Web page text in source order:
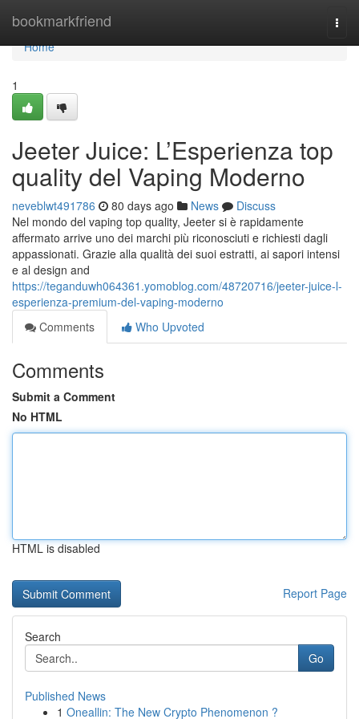
bookmarkfriend
Home
Home
1
Jeeter Juice: L’Esperienza top
quality del Vaping Moderno
neveblwt491786 80 days ago News
Discuss
Nel mondo del vaping top quality, Jeeter si è rapidamente
affermato arrive uno dei marchi più riconosciuti e richiesti dagli
appassionati. Grazie alla qualità dei suoi estratti, ai sapori intensi
e al design and
https://teganduwh064361.yomoblog.com/48720716/jeeter-juice-l-
esperienza-premium-del-vaping-moderno
Comments
Who Upvoted
Comments
Submit a Comment
No HTML
HTML is disabled
Report Page
Search
Go
Published News
1 Oneallin: The New Crypto Phenomenon ?